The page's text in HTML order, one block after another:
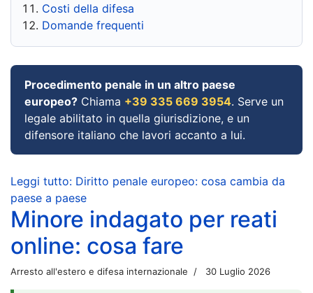
Costi della difesa
Domande frequenti
Procedimento penale in un altro paese
europeo? Chiama +39 335 669 3954. Serve un
legale abilitato in quella giurisdizione, e un
difensore italiano che lavori accanto a lui.
Leggi tutto: Diritto penale europeo: cosa cambia da
paese a paese
Minore indagato per reati
online: cosa fare
Arresto all'estero e difesa internazionale 30 Luglio 2026